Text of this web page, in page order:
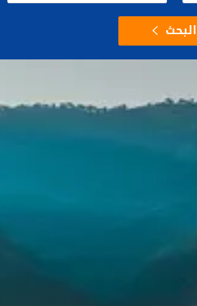
البحث